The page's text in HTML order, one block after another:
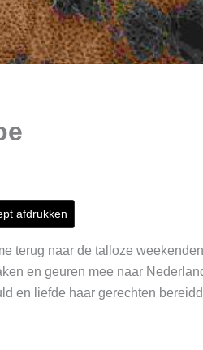
afdrukken
terug naar de talloze
en geuren mee naar
en liefde haar gerechten